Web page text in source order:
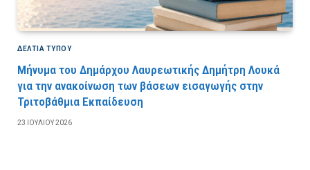
ΔΕΛΤΙΑ ΤΥΠΟΥ
Μήνυμα του Δημάρχου Λαυρεωτικής Δημήτρη Λουκά
για την ανακοίνωση των βάσεων εισαγωγής στην
Τριτοβάθμια Εκπαίδευση
23 ΙΟΥΛΊΟΥ 2026